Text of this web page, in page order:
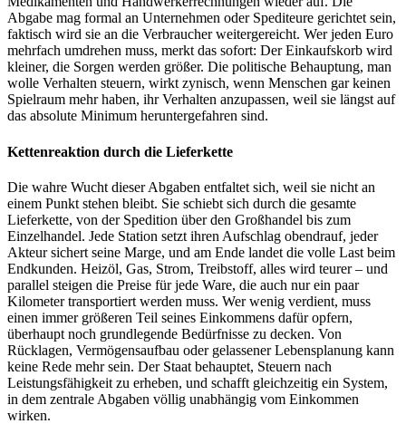
Abgabe mag formal an Unternehmen oder Spediteure gerichtet sein,
faktisch wird sie an die Verbraucher weitergereicht. Wer jeden Euro
mehrfach umdrehen muss, merkt das sofort: Der Einkaufskorb wird
kleiner, die Sorgen werden größer. Die politische Behauptung, man
wolle Verhalten steuern, wirkt zynisch, wenn Menschen gar keinen
Spielraum mehr haben, ihr Verhalten anzupassen, weil sie längst auf
das absolute Minimum heruntergefahren sind.
Kettenreaktion durch die Lieferkette
Die wahre Wucht dieser Abgaben entfaltet sich, weil sie nicht an
einem Punkt stehen bleibt. Sie schiebt sich durch die gesamte
Lieferkette, von der Spedition über den Großhandel bis zum
Einzelhandel. Jede Station setzt ihren Aufschlag obendrauf, jeder
Akteur sichert seine Marge, und am Ende landet die volle Last beim
Endkunden. Heizöl, Gas, Strom, Treibstoff, alles wird teurer – und
parallel steigen die Preise für jede Ware, die auch nur ein paar
Kilometer transportiert werden muss. Wer wenig verdient, muss
einen immer größeren Teil seines Einkommens dafür opfern,
überhaupt noch grundlegende Bedürfnisse zu decken. Von
Rücklagen, Vermögensaufbau oder gelassener Lebensplanung kann
keine Rede mehr sein. Der Staat behauptet, Steuern nach
Leistungsfähigkeit zu erheben, und schafft gleichzeitig ein System,
in dem zentrale Abgaben völlig unabhängig vom Einkommen
wirken.